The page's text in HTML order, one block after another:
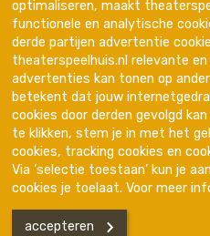
optimaliseren, maakt
functionele en analytische
derde partijen advertentie
theaterspeelhuis.nl relevante en
advertenties kan tonen op
betekent dat jouw
cookies door derden gevolgd
te klikken, stem je in met het
cookies, tracking cookies en
Via ‘selectie toestaan’ kun je
cookies je toelaat. Voor meer
accepteren
Trotse